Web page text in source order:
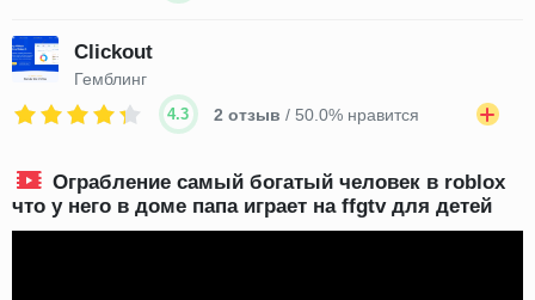
Clickout
Гемблинг
4.3 2 отзыв / 50.0% нравится
Ограбление самый богатый человек в roblox
что у него в доме папа играет на ffgtv для детей